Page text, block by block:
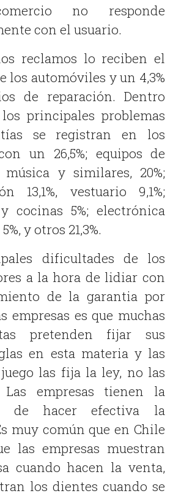
no responde
con el usuario.
reclamos lo reciben el
los automóviles y un 4,3%
de reparación. Dentro
principales problemas
se registran en los
un 26,5%; equipos de
y similares, 20%;
13,1%, vestuario 9,1%;
cocinas 5%; electrónica
y otros 21,3%.
dificultades de los
a la hora de lidiar con
de la garantia por
empresas es que muchas
pretenden fijar sus
en esta materia y las
las fija la ley, no las
Las empresas tienen la
de hacer efectiva la
muy común que en Chile
las empresas muestran
cuando hacen la venta,
los dientes cuando se